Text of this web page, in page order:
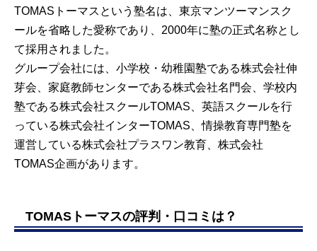
TOMASトーマスという塾名は、東京マンツーマンスク
ールを省略した愛称であり、2000年に塾の正式名称とし
て採用されました。
グループ会社には、小学校・幼稚園塾である株式会社伸
芽会、家庭教師センターである株式会社名門会、学校内
塾である株式会社スクールTOMAS、英語スクールを行
っている株式会社インターTOMAS、情操教育専門塾を
運営している株式会社プラスワン教育、株式会社
TOMAS企画があります。
TOMASトーマスの評判・口コミは？